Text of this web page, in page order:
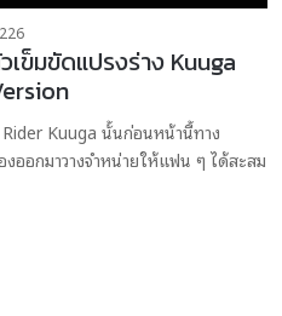
226
เข็มขัดแปรงร่าง Kuuga
Kuuga นั้นก่อนหน้านี้ทาง
ออกมาวางจำหน่ายให้แฟน ๆ ได้สะสม